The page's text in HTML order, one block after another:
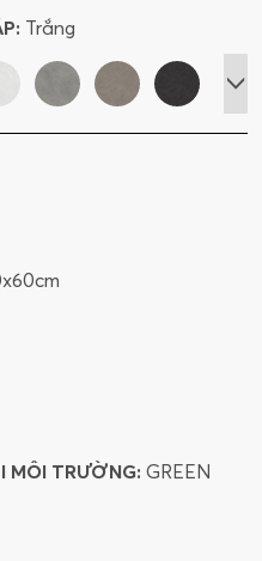
Trắng
MÔI TRƯỜNG: GREEN